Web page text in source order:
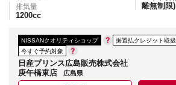
排気量
1200cc
離無制限)
NISSANクオリティショップ
据置払クレジット取
今すぐ予約対象
日産プリンス広島販売株式会社
庚午橋東店
広島県